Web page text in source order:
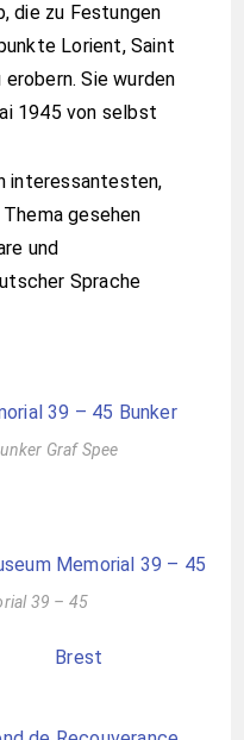
die zu Festungen
Lorient, Saint
Sie wurden
1945 von selbst
interessantesten,
gesehen
und
Sprache
Graf Spee
39 – 45​